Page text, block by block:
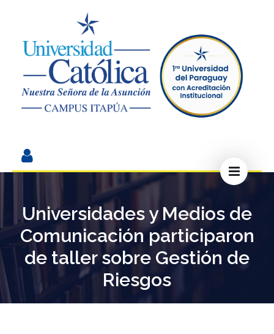
Universidades y Medios de
Comunicación participaron
de taller sobre Gestión de
Riesgos